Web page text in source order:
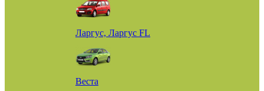
Ларгус, Ларгус FL
Веста